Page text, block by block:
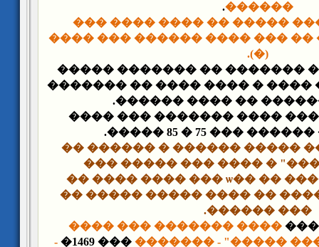
������
.
���� ����� �� ���� ����
����� �������� �� ��� ����
(�).
- �� ��� 1907� ���� ������� ��
���� ����� ���� ���� � ����
�� ���� ������ ��
- �� ��� 1907� ����� ���� �������
���� ���� ������
���� ����� ������ �
"������ ������" � ����
������� � ������ �� ��ѡ ��� ���� ���� ��
���� ����� ������ �� ����
��� ������.
���� ������� ��� ����
����� ����� "����
��� 1469�
-